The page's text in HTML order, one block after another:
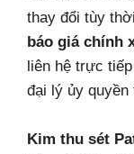
thay đổi tùy
báo giá chính
liên hệ trực
đại lý ủy quyền
Kim thu sét